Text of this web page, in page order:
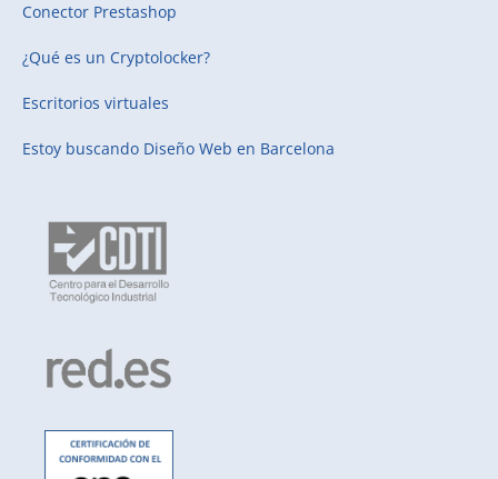
Conector Prestashop
¿Qué es un Cryptolocker?
Escritorios virtuales
Estoy buscando Diseño Web en Barcelona